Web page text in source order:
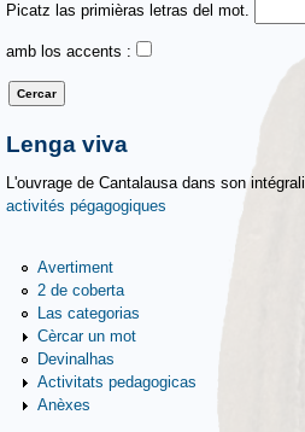
Picatz las primièras letras del mot.
amb los accents :
Lenga viva
L'ouvrage de Cantalausa dans son
activités pégagogiques
Avertiment
2 de coberta
Las categorias
Cèrcar un mot
Devinalhas
Activitats pedagogicas
Anèxes